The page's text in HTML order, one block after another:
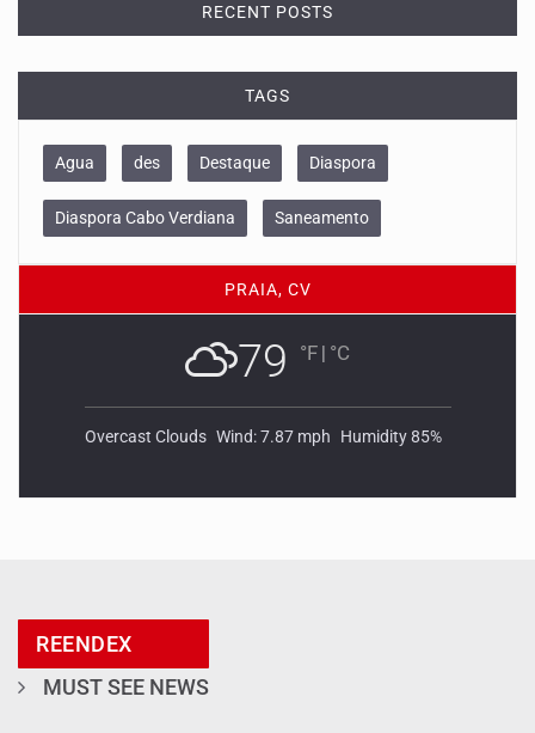
RECENT POSTS
TAGS
Agua des Destaque Diaspora
Diaspora Cabo Verdiana Saneamento
PRAIA, CV
79 °F | °C
Overcast Clouds Wind: 7.87 mph Humidity 85%
REENDEX
MUST SEE NEWS